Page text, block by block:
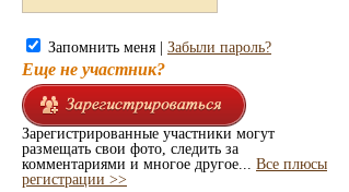
Запомнить меня | Забыли пароль?
Еще не участник?
Зарегистрированные участники могут
размещать свои фото, следить за
комментариями и многое другое... Все плюсы
регистрации >>